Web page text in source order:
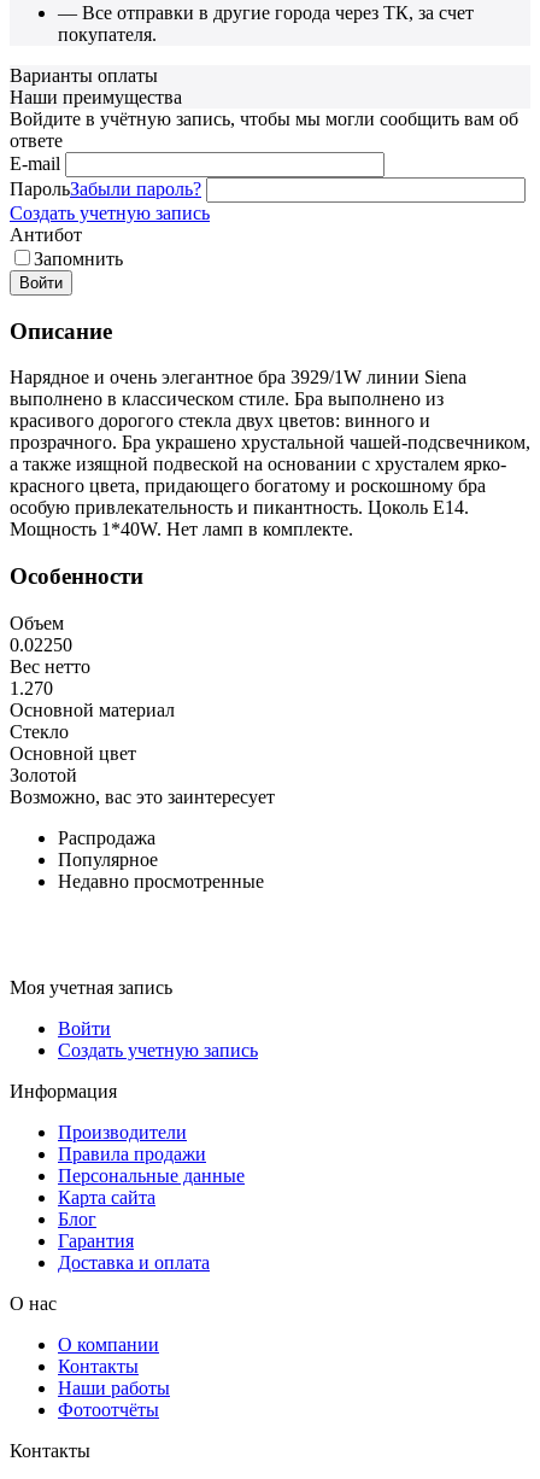
— Все отправки в другие города через ТК, за счет
покупателя.
Варианты оплаты
Наши преимущества
Войдите в учётную запись, чтобы мы могли сообщить вам об
ответе
E-mail
ПарольЗабыли пароль?
Создать учетную запись
Антибот
Запомнить
Войти
Описание
Нарядное и очень элегантное бра 3929/1W линии Siena
выполнено в классическом стиле. Бра выполнено из
красивого дорогого стекла двух цветов: винного и
прозрачного. Бра украшено хрустальной чашей-подсвечником,
а также изящной подвеской на основании с хрусталем ярко-
красного цвета, придающего богатому и роскошному бра
особую привлекательность и пикантность. Цоколь E14.
Мощность 1*40W. Нет ламп в комплекте.
Особенности
Объем
0.02250
Вес нетто
1.270
Основной материал
Стекло
Основной цвет
Золотой
Возможно, вас это заинтересует
Распродажа
Популярное
Недавно просмотренные
Моя учетная запись
Войти
Создать учетную запись
Информация
Производители
Правила продажи
Персональные данные
Карта сайта
Блог
Гарантия
Доставка и оплата
О нас
О компании
Контакты
Наши работы
Фотоотчёты
Контакты